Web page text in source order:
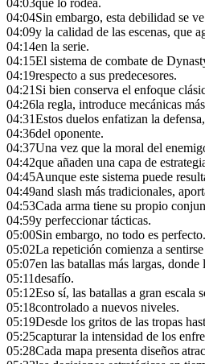
04:03que lo rodea.
04:04Sin embargo, esta debilidad se
04:09y la calidad de las escenas, que
04:14en la serie.
04:15El sistema de combate de
04:19respecto a sus predecesores.
04:21Si bien conserva el enfoque
04:26la regla, introduce mecánicas
04:31Estos duelos enfatizan la
04:36del oponente.
04:37Una vez que la moral del
04:42que añaden una capa de
04:45Aunque este sistema puede
04:49and slash más tradicionales,
04:53Cada arma tiene su propio
04:59y perfeccionar tácticas.
05:00Sin embargo, no todo es perfecto.
05:02La repetición comienza a
05:07en las batallas más largas,
05:11desafío.
05:12Eso sí, las batallas a gran escala
05:18controlado a nuevos niveles.
05:19Desde los gritos de las tropas
05:25capturar la intensidad de los
05:28Cada mapa presenta diseños